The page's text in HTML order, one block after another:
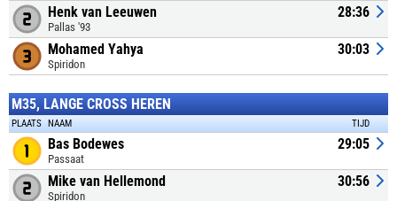
Henk van Leeuwen
Pallas '93
28:36
Mohamed Yahya
Spiridon
30:03
M35, LANGE CROSS HEREN
PLAATS NAAM TIJD
Bas Bodewes
Passaat
29:05
Mike van Hellemond
Spiridon
30:56